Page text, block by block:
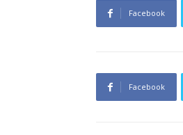
Facebook
Facebook